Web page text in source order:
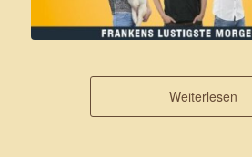
Weiterlesen